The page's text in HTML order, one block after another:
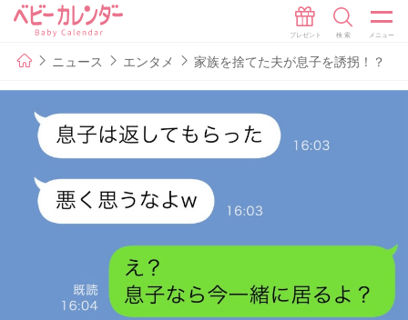
ニュース エンタメ 家族を捨てた夫が息子を誘拐！？